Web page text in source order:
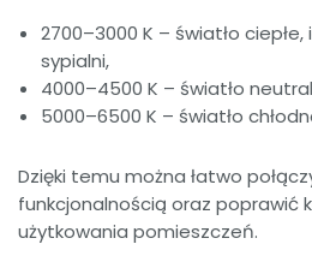
2700–3000 K – światło
sypialni,
4000–4500 K – światło
5000–6500 K – światło
Dzięki temu można łatwo
funkcjonalnością oraz poprawić
użytkowania pomieszczeń.